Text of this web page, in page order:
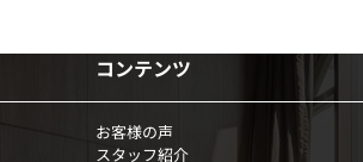
コンテンツ
お客様の声
スタッフ紹介